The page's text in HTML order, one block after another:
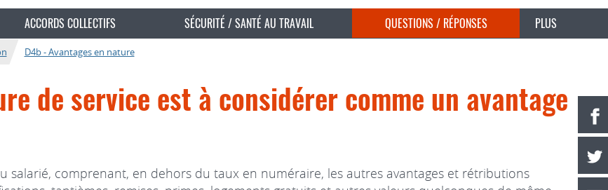
ACCORDS COLLECTIFS SÉCURITÉ / SANTÉ AU TRAVAIL QUESTIONS / RÉPONSES PLUS
D4b - Avantages en nature
de service est à considérer comme un avantage
salarié, comprenant, en dehors du taux en numéraire, les autres avantages et rétributions